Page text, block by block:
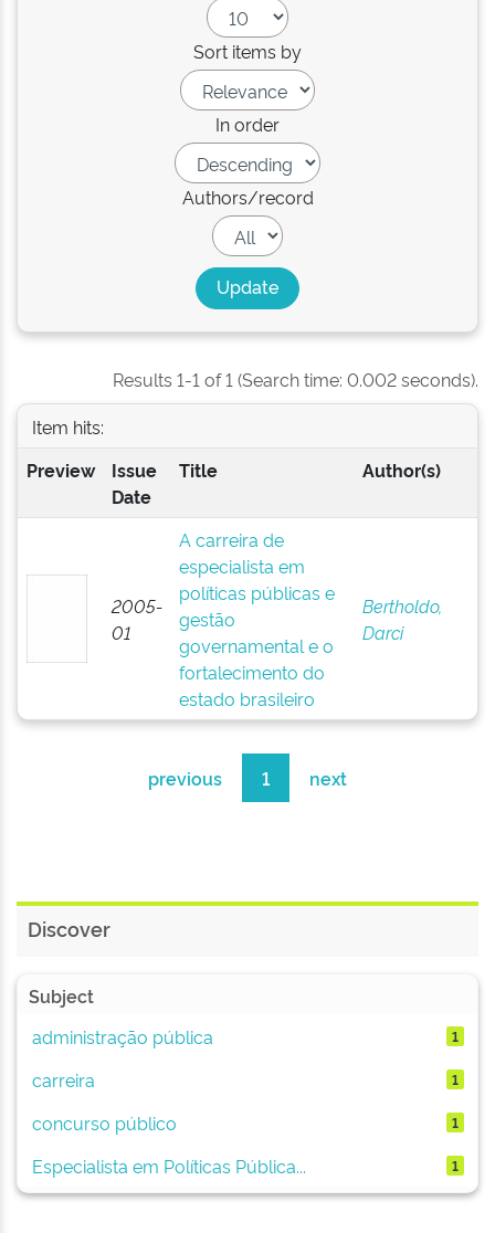
Sort items by
In order
Authors/record
Results 1-1 of 1 (Search time: 0.002 seconds).
Item hits:
Preview
Issue
Date
Title Author(s)
2005-
01
A carreira de
especialista em
políticas públicas e
gestão
governamental e o
fortalecimento do
estado brasileiro
Bertholdo,
Darci
previous 1 next
Discover
Subject
administração pública
1
carreira 1
concurso público 1
Especialista em Políticas Pública... 1